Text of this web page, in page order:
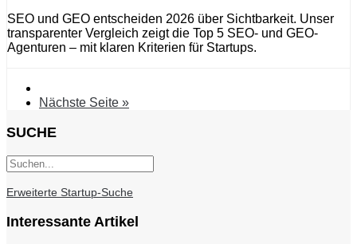
SEO und GEO entscheiden 2026 über Sichtbarkeit. Unser
transparenter Vergleich zeigt die Top 5 SEO- und GEO-
Agenturen – mit klaren Kriterien für Startups.
Nächste Seite »
SUCHE
Erweiterte Startup-Suche
Interessante Artikel